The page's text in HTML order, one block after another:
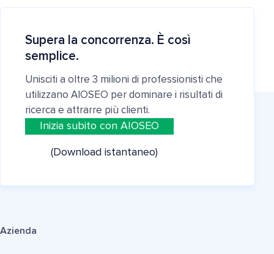
Supera la concorrenza. È così
semplice.
Unisciti a oltre 3 milioni di professionisti che
utilizzano AIOSEO per dominare i risultati di
ricerca e attrarre più clienti.
Inizia subito con AIOSEO
(Download istantaneo)
Azienda